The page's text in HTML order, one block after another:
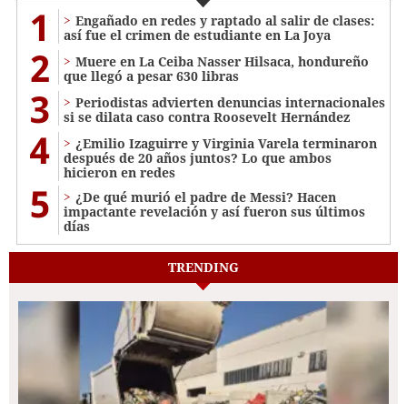
1
Engañado en redes y raptado al salir de clases:
así fue el crimen de estudiante en La Joya
2
Muere en La Ceiba Nasser Hilsaca, hondureño
que llegó a pesar 630 libras
3
Periodistas advierten denuncias internacionales
si se dilata caso contra Roosevelt Hernández
4
¿Emilio Izaguirre y Virginia Varela terminaron
después de 20 años juntos? Lo que ambos
hicieron en redes
5
¿De qué murió el padre de Messi? Hacen
impactante revelación y así fueron sus últimos
días
TRENDING